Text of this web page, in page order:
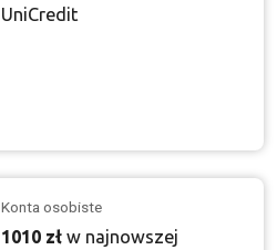
UniCredit
Konta osobiste
1010 zł w najnowszej